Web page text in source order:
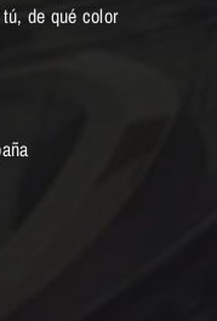
de qué color